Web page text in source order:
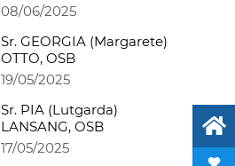
08/06/2025
Sr. GEORGIA (Margarete)
OTTO, OSB
19/05/2025
Sr. PIA (Lutgarda)
LANSANG, OSB
17/05/2025